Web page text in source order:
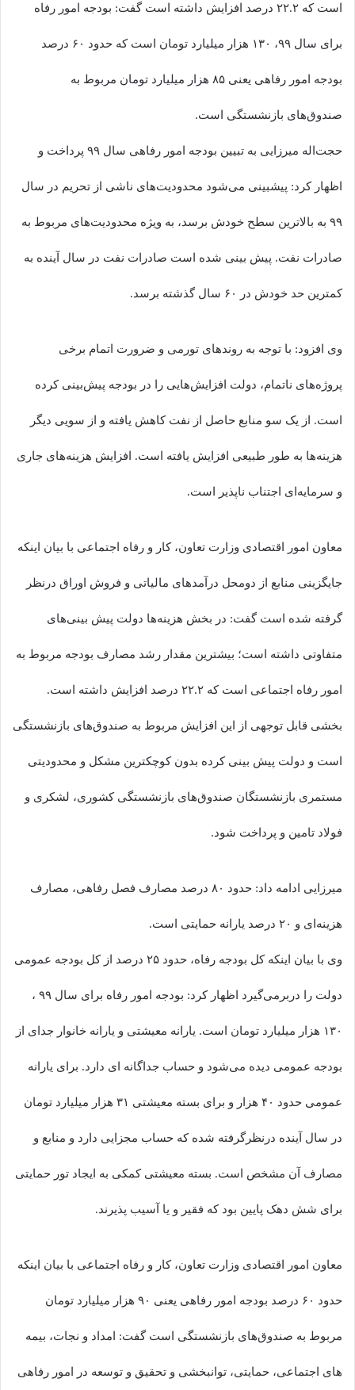
است که ۲۲.۲ درصد افزایش داشته است گفت: بودجه امور رفاه
برای سال ۹۹، ۱۳۰ هزار میلیارد تومان است که حدود ۶۰ درصد
بودجه امور رفاهی یعنی ۸۵ هزار میلیارد تومان مربوط به
صندوق‌های بازنشستگی است.
حجت‌اله میرزایی به تبیین بودجه امور رفاهی سال ۹۹ پرداخت و
اظهار کرد: پیشبینی می‌شود محدودیت‌های ناشی از تحریم در سال
۹۹ به بالاترین سطح خودش برسد، به ویژه محدودیت‌های مربوط به
صادرات نفت. پیش بینی شده است صادرات نفت در سال آینده به
کمترین حد خودش در ۶۰ سال گذشته برسد.
وی افزود: با توجه به روندهای تورمی و ضرورت اتمام برخی
پروژه‌های ناتمام، دولت افزایش‌هایی را در بودجه پیش‌بینی کرده
است. از یک سو منابع حاصل از نفت کاهش یافته و از سویی دیگر
هزینه‌ها به طور طبیعی افزایش یافته است. افزایش هزینه‌های جاری
و سرمایه‌ای اجتناب ناپذیر است.
معاون امور اقتصادی وزارت تعاون، کار و رفاه اجتماعی با بیان اینکه
جایگزینی منابع از دومحل درآمدهای مالیاتی و فروش اوراق درنظر
گرفته شده است گفت: در بخش هزینه‌ها دولت پیش بینی‌های
متفاوتی داشته است؛ بیشترین مقدار رشد مصارف بودجه مربوط به
امور رفاه اجتماعی است که ۲۲.۲ درصد افزایش داشته است.
بخشی قابل توجهی از این افزایش مربوط به صندوق‌های بازنشستگی
است و دولت پیش بینی کرده بدون کوچکترین مشکل و محدودیتی
مستمری بازنشستگان صندوق‌های بازنشستگی کشوری، لشکری و
فولاد تامین و پرداخت شود.
میرزایی ادامه داد: حدود ۸۰ درصد مصارف فصل رفاهی، مصارف
هزینه‌ای و ۲۰ درصد یارانه‌ حمایتی است.
وی با بیان اینکه کل بودجه رفاه، حدود ۲۵ درصد از کل بودجه عمومی
دولت را دربرمی‌گیرد اظهار کرد: بودجه امور رفاه برای سال ۹۹ ،
۱۳۰ هزار میلیارد تومان است. یارانه معیشتی و یارانه خانوار جدای از
بودجه عمومی دیده می‌شود و حساب جداگانه ای دارد. برای یارانه
عمومی حدود ۴۰ هزار و برای بسته معیشتی ۳۱ هزار میلیارد تومان
در سال آینده درنظرگرفته شده که حساب مجزایی دارد و منابع و
مصارف آن مشخص است. بسته معیشتی کمکی به ایجاد تور حمایتی
برای شش دهک پایین بود که فقیر و یا آسیب پذیرند.
معاون امور اقتصادی وزارت تعاون، کار و رفاه اجتماعی با بیان اینکه
حدود ۶۰ درصد بودجه امور رفاهی یعنی ۹۰ هزار میلیارد تومان
مربوط به صندوق‌های بازنشستگی است گفت: امداد و نجات، بیمه
های اجتماعی، حمایتی، توانبخشی و تحقیق و توسعه در امور رفاهی